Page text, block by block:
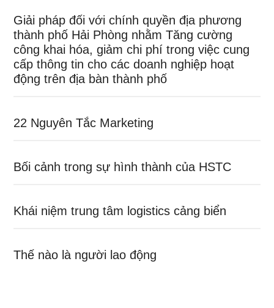
Giải pháp đối với chính quyền địa phương
thành phố Hải Phòng nhằm Tăng cường
công khai hóa, giảm chi phí trong việc cung
cấp thông tin cho các doanh nghiệp hoạt
động trên địa bàn thành phố
22 Nguyên Tắc Marketing
Bối cảnh trong sự hình thành của HSTC
Khái niệm trung tâm logistics cảng biển
Thế nào là người lao động